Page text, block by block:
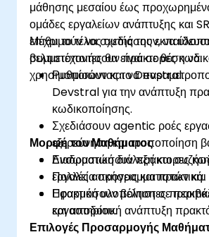
μάθησης μεσαίου έως
ομάδες εργαλείων ανάπτυξης και
επιθυμούν να σχεδιάσουν, να
βελτιστοποιήσουν πράκτορες
χρησιμοποιώντας το Devstral.
Μέχρι το τέλος αυτής της
συμμετέχοντες θα είναι σε θέση να:
Ρυθμίσουν και να
Devstral για την ανάπτυξη
κωδικοποίησης.
Σχεδιάσουν agentic ροές
εξερεύνηση και τροποποίηση
Ενσωματώσουν πράκτορες
εργαλεία προγραμματιστών
Εφαρμόσουν βέλτιστες
και αποδοτική ανάπτυξη
Μορφή του Μαθήματος
Διαδραστική διάλεξη και
Πολλές ασκήσεις και πρακτική.
Πρακτική υλοποίηση σε
εργαστηρίου.
Επιλογές Προσαρμογής